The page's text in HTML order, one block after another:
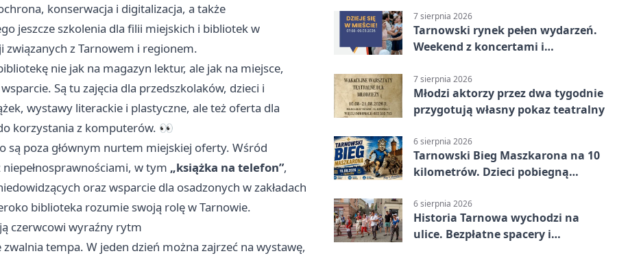
konserwacja i digitalizacja, a także
jeszcze szkolenia dla filii miejskich i bibliotek w
z Tarnowem i regionem.
nie jak na magazyn lektur, ale jak na miejsce,
Są tu zajęcia dla przedszkolaków, dzieci i
wystawy literackie i plastyczne, ale też oferta dla
korzystania z komputerów. 👀
poza głównym nurtem miejskiej oferty. Wśród
niepełnosprawnościami, w tym „książka na telefon”,
oraz wsparcie dla osadzonych w zakładach
biblioteka rozumie swoją rolę w Tarnowie.
czerwcowi wyraźny rytm
tempa. W jeden dzień można zajrzeć na wystawę,
7 sierpnia 2026
Tarnowski rynek pełen wydarzeń.
Weekend z koncertami i
7 sierpnia 2026
Młodzi aktorzy przez dwa tygodnie
przygotują własny pokaz teatralny
6 sierpnia 2026
Tarnowski Bieg Maszkarona na 10
kilometrów. Dzieci pobiegną
6 sierpnia 2026
Historia Tarnowa wychodzi na
ulice. Bezpłatne spacery i